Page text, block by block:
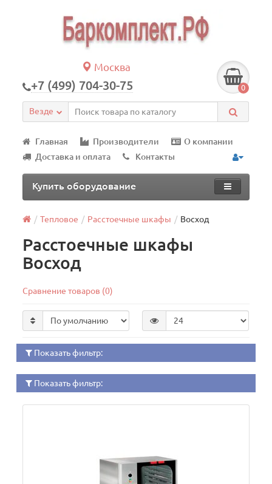
Москва
+7 (499) 704-30-75 0
Везде
Главная Производители
О компании
Доставка и оплата
Контакты
Купить оборудование
Тепловое Расстоечные шкафы Восход
Расстоечные шкафы
Восход
Сравнение товаров (0)
Показать фильтр:
Показать фильтр: